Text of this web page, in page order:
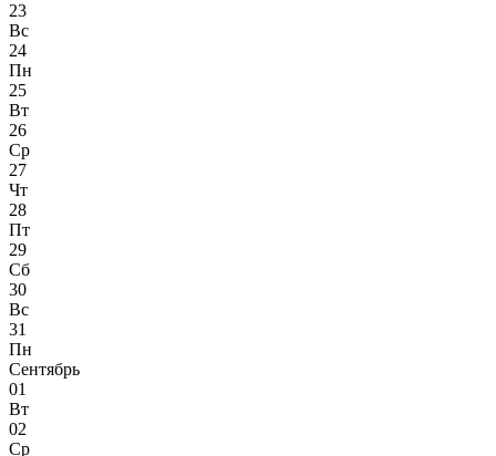
23
Вс
24
Пн
25
Вт
26
Ср
27
Чт
28
Пт
29
Сб
30
Вс
31
Пн
Сентябрь
01
Вт
02
Ср